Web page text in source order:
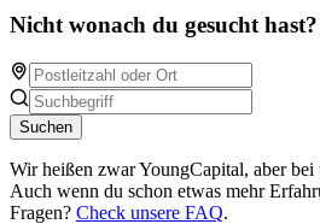
Nicht wonach du gesucht
Suchen
Wir heißen zwar YoungCapital, aber
Auch wenn du schon etwas mehr
Fragen? Check unsere FAQ.